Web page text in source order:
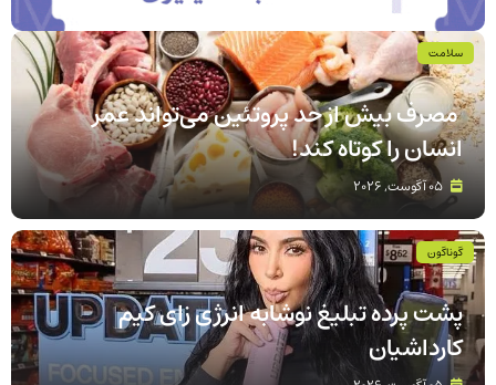
مصرف بیش از حد پروتئین می‌تواند عمر
انسان را کوتاه کند!
سلامت
پشت پرده تبلیغ نوشابه انرژی‌ زای کیم
کارداشیان
گوناگون